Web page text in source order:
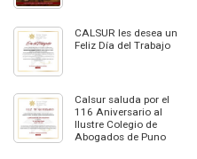
CALSUR les desea un
Feliz Día del Trabajo
Calsur saluda por el
116 Aniversario al
Ilustre Colegio de
Abogados de Puno